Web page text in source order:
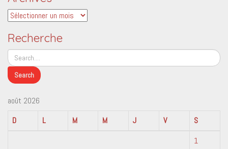
Archives
Recherche
août 2026
D
L M M J V
S
1